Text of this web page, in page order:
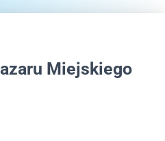
Miejskiego